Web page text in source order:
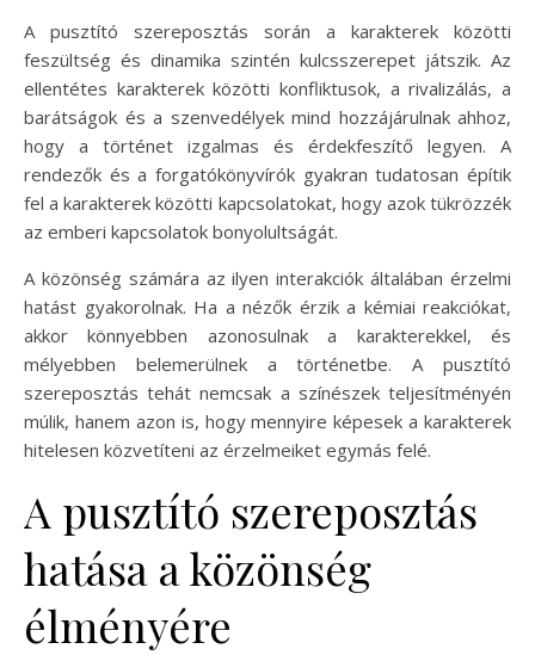
A pusztító szereposztás során a karakterek közötti
feszültség és dinamika szintén kulcsszerepet játszik. Az
ellentétes karakterek közötti konfliktusok, a rivalizálás, a
barátságok és a szenvedélyek mind hozzájárulnak ahhoz,
hogy a történet izgalmas és érdekfeszítő legyen. A
rendezők és a forgatókönyvírók gyakran tudatosan építik
fel a karakterek közötti kapcsolatokat, hogy azok tükrözzék
az emberi kapcsolatok bonyolultságát.
A közönség számára az ilyen interakciók általában érzelmi
hatást gyakorolnak. Ha a nézők érzik a kémiai reakciókat,
akkor könnyebben azonosulnak a karakterekkel, és
mélyebben belemerülnek a történetbe. A pusztító
szereposztás tehát nemcsak a színészek teljesítményén
múlik, hanem azon is, hogy mennyire képesek a karakterek
hitelesen közvetíteni az érzelmeiket egymás felé.
A pusztító szereposztás
hatása a közönség
élményére